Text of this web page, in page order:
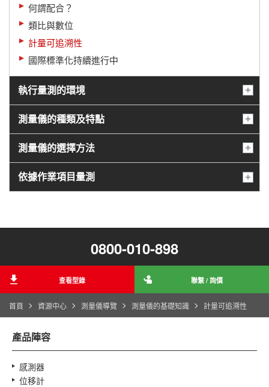
首頁 資源中心 測量儀導覽 測量儀的基礎知識 計量可追溯性
何謂配合？
類比與數位
計量可追溯性
國際標準化持續進行中
執行量測的環境
測量儀的種類及特點
測量儀的選擇方法
依據作業項目量測
0800-010-898
查看型錄 聯繫 / 詢價
產品陣容
感測器
位移計